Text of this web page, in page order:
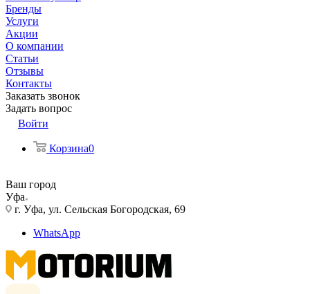
Бренды
Услуги
Акции
О компании
Статьи
Отзывы
Контакты
Заказать звонок
Задать вопрос
Войти
Корзина0
Ваш город
Уфа
г. Уфа, ул. Сельская Богородская, 69
WhatsApp